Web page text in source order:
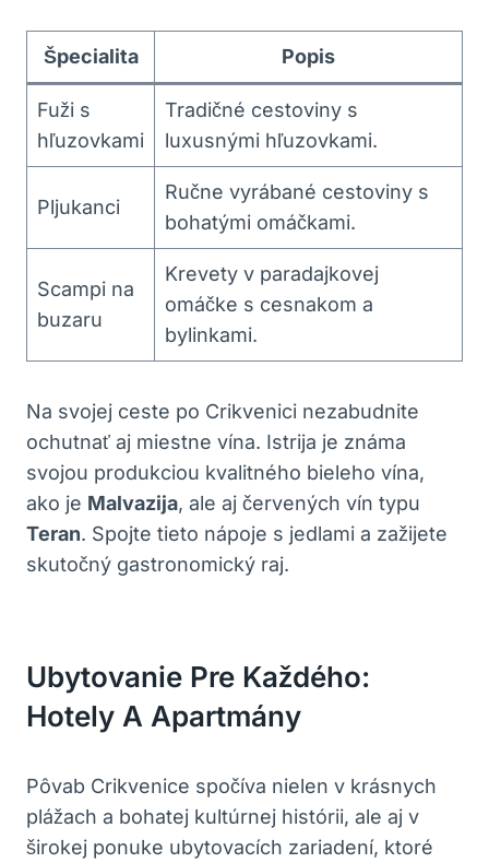
Špecialita Popis
Fuži s
hľuzovkami
Tradičné cestoviny s
luxusnými hľuzovkami.
Pljukanci
Ručne vyrábané cestoviny s
bohatými omáčkami.
Scampi na
buzaru
Krevety v paradajkovej
omáčke s cesnakom a
bylinkami.
Na svojej ceste po Crikvenici nezabudnite
ochutnať aj miestne vína. Istrija je známa
svojou produkciou kvalitného bieleho vína,
ako je Malvazija, ale aj červených vín typu
Teran. Spojte tieto nápoje s jedlami a zažijete
skutočný gastronomický raj.
Ubytovanie Pre Každého:
Hotely A Apartmány
Pôvab Crikvenice spočíva nielen v krásnych
plážach a bohatej kultúrnej histórii, ale aj v
širokej ponuke ubytovacích zariadení, ktoré